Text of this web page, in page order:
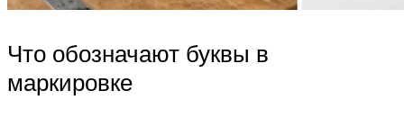
Что обозначают буквы в
маркировке